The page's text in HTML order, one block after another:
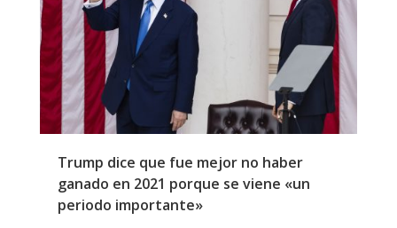
Trump dice que fue mejor no haber
ganado en 2021 porque se viene «un
periodo importante»